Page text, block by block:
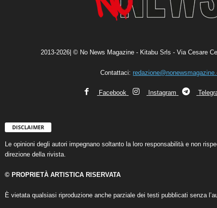
2013-2026| © No News Magazine - Kitabu Srls - Via Cesare
Contattaci:
Facebook Instagram
DISCLAIMER
Le opinioni degli autori impegnano soltanto la loro responsabilità e non
direzione della rivista.
© PROPRIETÀ ARTISTICA RISERVATA
È vietata qualsiasi riproduzione anche parziale dei testi pubblicati senza